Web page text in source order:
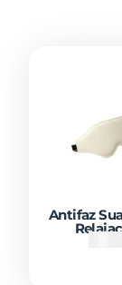
Antifaz